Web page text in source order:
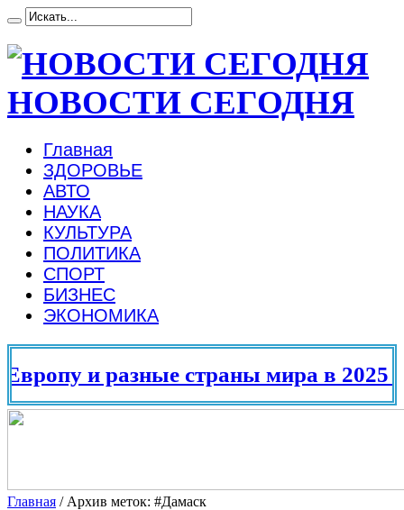
НОВОСТИ СЕГОДНЯ
Главная
ЗДОРОВЬЕ
АВТО
НАУКА
КУЛЬТУРА
ПОЛИТИКА
СПОРТ
БИЗНЕС
ЭКОНОМИКА
и разные страны мира в 2025
Главная / Архив меток: #Дамаск